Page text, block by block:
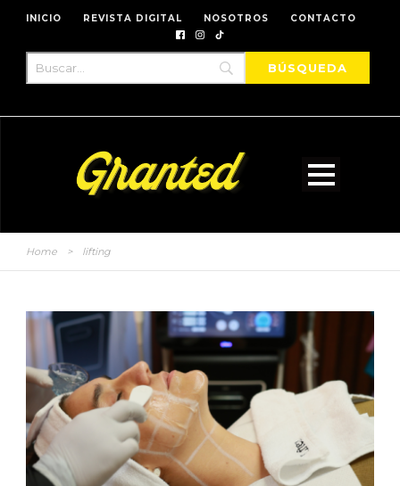
INICIO REVISTA DIGITAL NOSOTROS CONTACTO
Home > lifting